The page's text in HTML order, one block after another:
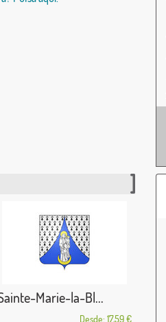
Marie-la-Bl...
Desde: 17,59 €